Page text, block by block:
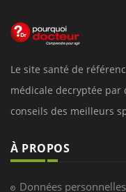
Le site santé de
médicale decryptée par
conseils des meilleurs
À PROPOS
Données